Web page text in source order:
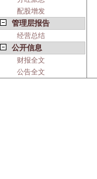
配股增发
管理层报告
经营总结
公开信息
财报全文
公告全文